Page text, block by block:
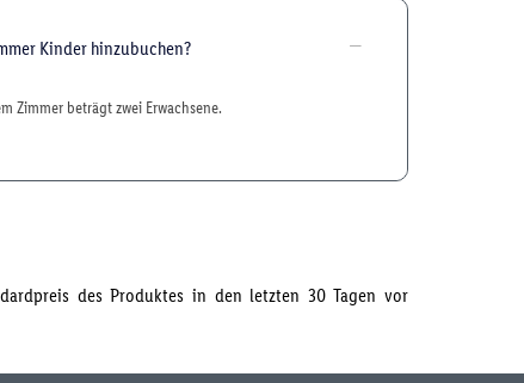
Kinder hinzubuchen?
Zimmer beträgt zwei Erwachsene.
des Produktes in den letzten 30 Tagen vor